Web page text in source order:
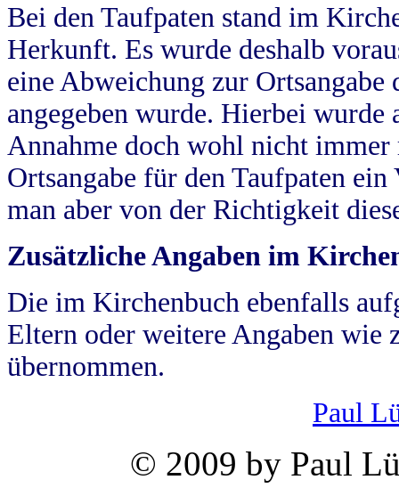
Bei den Taufpaten stand im
Herkunft. Es wurde deshalb
eine Abweichung zur
angegeben wurde. Hierbei wurde
Annahme doch wohl nicht
Ortsangabe für den Taufpaten
man aber von der Richtigkeit
Zusätzliche Angaben im
Die im Kirchenbuch ebenfalls
Eltern oder weitere Angaben wie
übernommen.
Paul
© 2009 by Paul